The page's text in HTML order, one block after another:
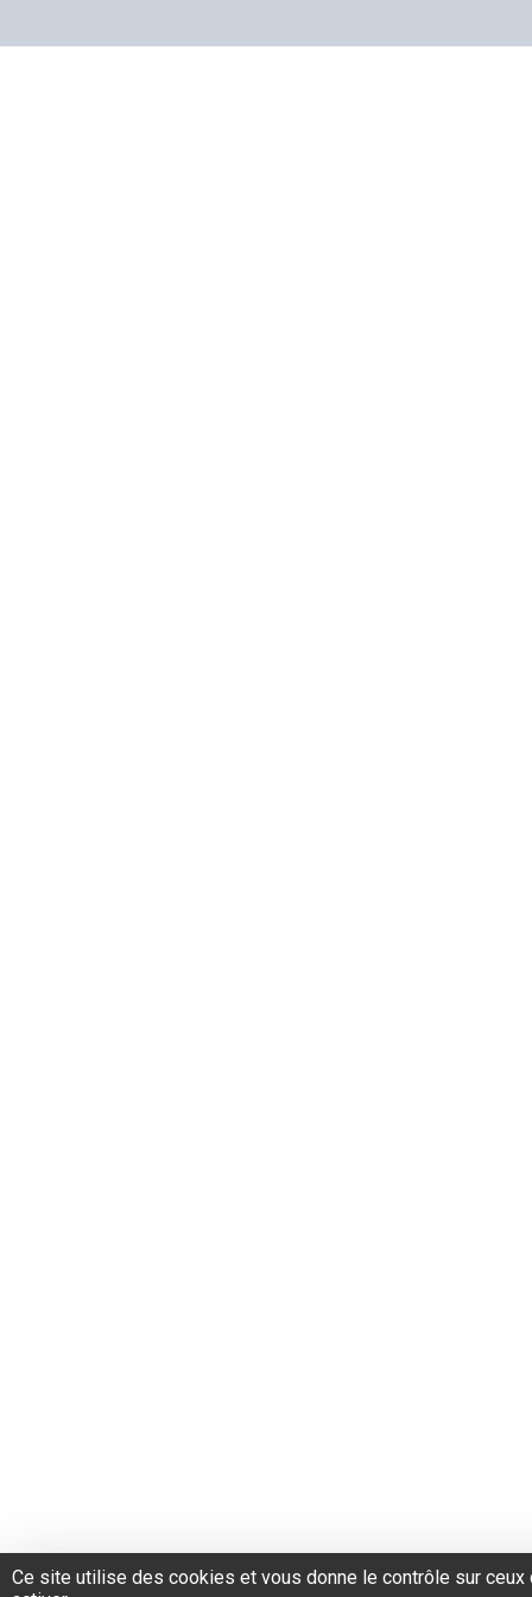
Ce site utilise des cookies et vous donne le contrôle sur ceux